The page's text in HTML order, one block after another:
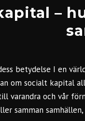
–
betydelse I en
om socialt kapital
varandra och vår
samman